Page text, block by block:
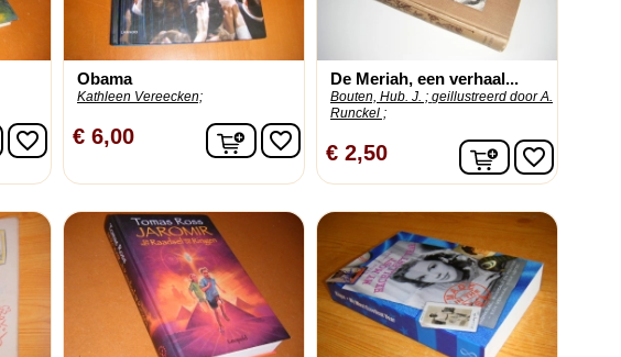
In winkelwagen
favorite_border
Obama
Kathleen Vereecken;
€ 6,00 In winkelwagen
favorite_border
De Meriah, een verhaal...
Bouten, Hub. J. ; geillustreerd door A.
Runckel ;
€ 2,50 Infavorite_border